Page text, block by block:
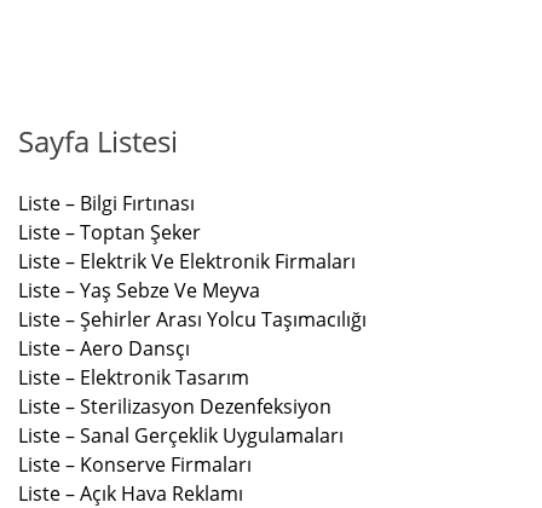
Sayfa Listesi
Liste – Bilgi Fırtınası
Liste – Toptan Şeker
Liste – Elektrik Ve Elektronik Firmaları
Liste – Yaş Sebze Ve Meyva
Liste – Şehirler Arası Yolcu Taşımacılığı
Liste – Aero Dansçı
Liste – Elektronik Tasarım
Liste – Sterilizasyon Dezenfeksiyon
Liste – Sanal Gerçeklik Uygulamaları
Liste – Konserve Firmaları
Liste – Açık Hava Reklamı